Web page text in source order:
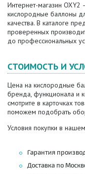
Интернет-магазин
кислородные баллоны
качества. В каталоге
проверенных
до профессиональных
СТОИМОСТЬ И
Цена на кислородные
бренда, функционала и
смотрите в карточках
поможем подобрать
Условия покупки в
Гарантия
Доставка по